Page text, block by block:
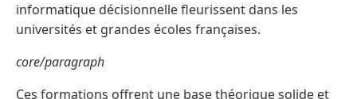
informatique décisionnelle fleurissent dans les
universités et grandes écoles françaises.
core/paragraph
Ces formations offrent une base théorique solide et